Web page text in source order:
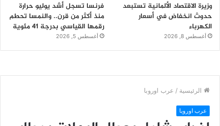
وزيرة الاقتصاد الألمانية تستبعد
حدوث انخفاض في أسعار
الكهرباء
أغسطس 8, 2026
فرنسا تسجل أشد يوليو حرارة
منذ أكثر من قرن.. والنمسا تحطم
رقمها القياسي بدرجة 41 مئوية
أغسطس 5, 2026